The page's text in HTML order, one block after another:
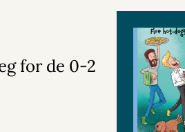
for de 0-2